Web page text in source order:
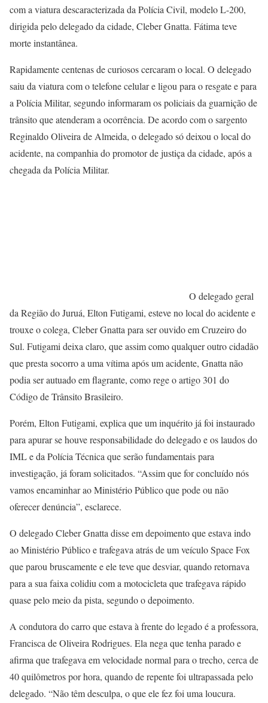
com a viatura descaracterizada da Polícia Civil, modelo L-200,
dirigida pelo delegado da cidade, Cleber Gnatta. Fátima teve
morte instantânea.
Rapidamente centenas de curiosos cercaram o local. O delegado
saiu da viatura com o telefone celular e ligou para o resgate e para
a Polícia Militar, segundo informaram os policiais da guarnição de
trânsito que atenderam a ocorrência. De acordo com o sargento
Reginaldo Oliveira de Almeida, o delegado só deixou o local do
acidente, na companhia do promotor de justiça da cidade, após a
chegada da Polícia Militar.
O delegado geral
da Região do Juruá, Elton Futigami, esteve no local do acidente e
trouxe o colega, Cleber Gnatta para ser ouvido em Cruzeiro do
Sul. Futigami deixa claro, que assim como qualquer outro cidadão
que presta socorro a uma vítima após um acidente, Gnatta não
podia ser autuado em flagrante, como rege o artigo 301 do
Código de Trânsito Brasileiro.
Porém, Elton Futigami, explica que um inquérito já foi instaurado
para apurar se houve responsabilidade do delegado e os laudos do
IML e da Polícia Técnica que serão fundamentais para
investigação, já foram solicitados. “Assim que for concluído nós
vamos encaminhar ao Ministério Público que pode ou não
oferecer denúncia”, esclarece.
O delegado Cleber Gnatta disse em depoimento que estava indo
ao Ministério Público e trafegava atrás de um veículo Space Fox
que parou bruscamente e ele teve que desviar, quando retornava
para a sua faixa colidiu com a motocicleta que trafegava rápido
quase pelo meio da pista, segundo o depoimento.
A condutora do carro que estava à frente do legado é a professora,
Francisca de Oliveira Rodrigues. Ela nega que tenha parado e
afirma que trafegava em velocidade normal para o trecho, cerca de
40 quilômetros por hora, quando de repente foi ultrapassada pelo
delegado. “Não têm desculpa, o que ele fez foi uma loucura.